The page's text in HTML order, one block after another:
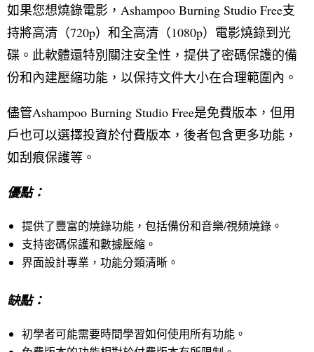
如果您想燒錄電影，Ashampoo Burning Studio Free支
持將高清（720p）和全高清（1080p）電影燒錄到光
碟。此軟體還特別關注安全性，提供了密碼保護的備
份和內建壓縮功能，以保持文件大小在合理範圍內。
儘管Ashampoo Burning Studio Free是免費版本，但用
戶也可以選擇投資於付費版本，後者包含更多功能，
如刮痕保護等。
優點：
提供了豐富的燒錄功能，包括備份和音樂/視頻燒錄。
支持密碼保護和數據壓縮。
界面設計專業，功能分類清晰。
缺點：
初學者可能需要時間學習如何使用所有功能。